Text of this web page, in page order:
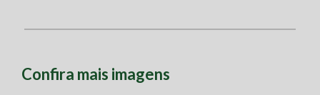
Confira mais imagens